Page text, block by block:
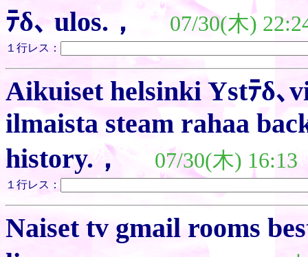
ﾃδ､ ulos.，
07/30(木)
１行レス：
Aikuiset helsinki Ystﾃδ､
ilmaista steam rahaa
history.，
07/30(木) 16:13
１行レス：
Naiset tv gmail rooms